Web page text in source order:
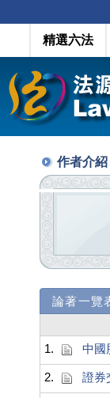
精選六法
作者介紹
論著一覽
1.
中國
2. 證券